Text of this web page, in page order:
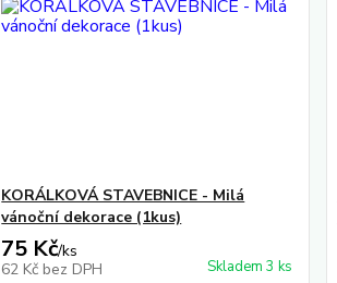
KORÁLKOVÁ STAVEBNICE - Milá
vánoční dekorace (1kus)
75 Kč/ks
62 Kč bez DPH Skladem 3 ks